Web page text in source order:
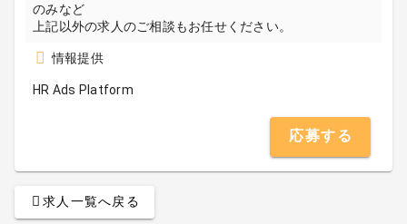
のみなど
上記以外の求人のご相談もお任せください。
情報提供
HR Ads Platform
応募する
求人一覧へ戻る